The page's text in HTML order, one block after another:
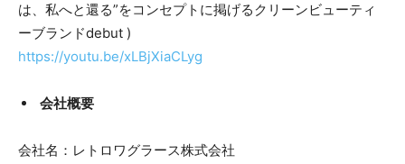
は、私へと還る”をコンセプトに掲げるクリーンビューティ
ーブランドdebut )
https://youtu.be/xLBjXiaCLyg
会社概要
会社名：レトロワグラース株式会社